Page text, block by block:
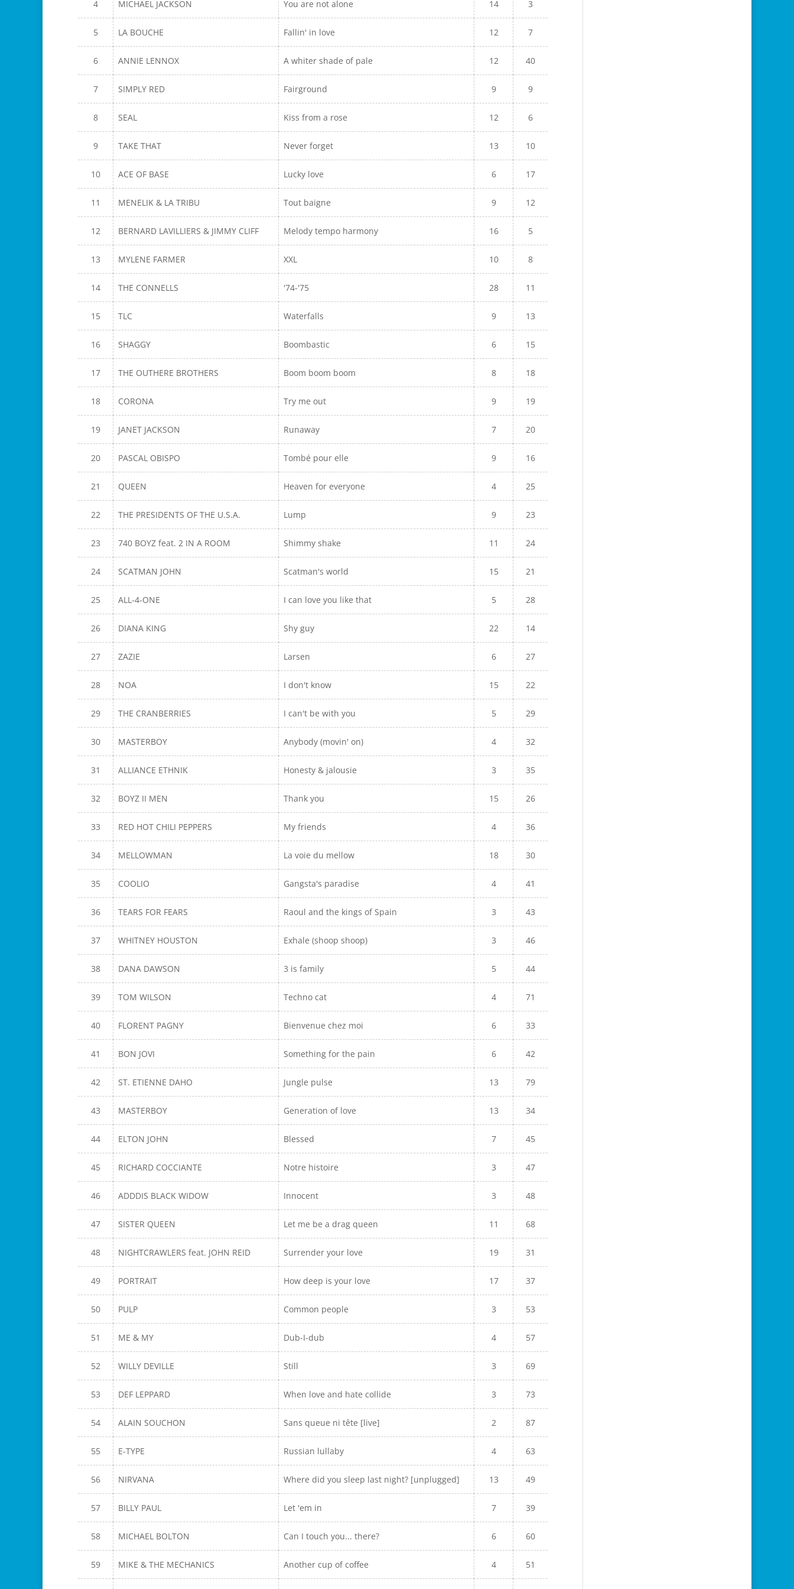
4 MICHAEL JACKSON You are not alone 14 3
5 LA BOUCHE Fallin' in love 12 7
6 ANNIE LENNOX A whiter shade of pale 12 40
7 SIMPLY RED Fairground 9 9
8 SEAL Kiss from a rose 12 6
9 TAKE THAT Never forget 13 10
10 ACE OF BASE Lucky love 6 17
11 MENELIK & LA TRIBU Tout baigne 9 12
12 BERNARD LAVILLIERS & JIMMY CLIFF Melody tempo harmony 16 5
13 MYLENE FARMER XXL 10 8
14 THE CONNELLS '74-'75 28 11
15 TLC Waterfalls 9 13
16 SHAGGY Boombastic 6 15
17 THE OUTHERE BROTHERS Boom boom boom 8 18
18 CORONA Try me out 9 19
19 JANET JACKSON Runaway 7 20
20 PASCAL OBISPO Tombé pour elle 9 16
21 QUEEN Heaven for everyone 4 25
22 THE PRESIDENTS OF THE U.S.A. Lump 9 23
23 740 BOYZ feat. 2 IN A ROOM Shimmy shake 11 24
24 SCATMAN JOHN Scatman's world 15 21
25 ALL-4-ONE I can love you like that 5 28
26 DIANA KING Shy guy 22 14
27 ZAZIE Larsen 6 27
28 NOA I don't know 15 22
29 THE CRANBERRIES I can't be with you 5 29
30 MASTERBOY Anybody (movin' on) 4 32
31 ALLIANCE ETHNIK Honesty & jalousie 3 35
32 BOYZ II MEN Thank you 15 26
33 RED HOT CHILI PEPPERS My friends 4 36
34 MELLOWMAN La voie du mellow 18 30
35 COOLIO Gangsta's paradise 4 41
36 TEARS FOR FEARS Raoul and the kings of Spain 3 43
37 WHITNEY HOUSTON Exhale (shoop shoop) 3 46
38 DANA DAWSON 3 is family 5 44
39 TOM WILSON Techno cat 4 71
40 FLORENT PAGNY Bienvenue chez moi 6 33
41 BON JOVI Something for the pain 6 42
42 ST. ETIENNE DAHO Jungle pulse 13 79
43 MASTERBOY Generation of love 13 34
44 ELTON JOHN Blessed 7 45
45 RICHARD COCCIANTE Notre histoire 3 47
46 ADDDIS BLACK WIDOW Innocent 3 48
47 SISTER QUEEN Let me be a drag queen 11 68
48 NIGHTCRAWLERS feat. JOHN REID Surrender your love 19 31
49 PORTRAIT How deep is your love 17 37
50 PULP Common people 3 53
51 ME & MY Dub-I-dub 4 57
52 WILLY DEVILLE Still 3 69
53 DEF LEPPARD When love and hate collide 3 73
54 ALAIN SOUCHON Sans queue ni tête [live] 2 87
55 E-TYPE Russian lullaby 4 63
56 NIRVANA Where did you sleep last night? [unplugged] 13 49
57 BILLY PAUL Let 'em in 7 39
58 MICHAEL BOLTON Can I touch you... there? 6 60
59 MIKE & THE MECHANICS Another cup of coffee 4 51